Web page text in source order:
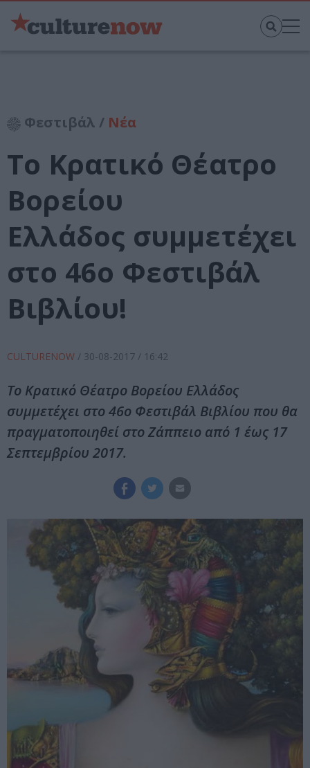
Φεστιβάλ / Νέα
Το Κρατικό Θέατρο
Βορείου
Ελλάδος συμμετέχει
στο 46ο Φεστιβάλ
Βιβλίου!
CULTURENOW / 30-08-2017 / 16:42
Το Κρατικό Θέατρο Βορείου Ελλάδος
συμμετέχει στο 46ο Φεστιβάλ Βιβλίου που θα
πραγματοποιηθεί στο Ζάππειο από 1 έως 17
Σεπτεμβρίου 2017.